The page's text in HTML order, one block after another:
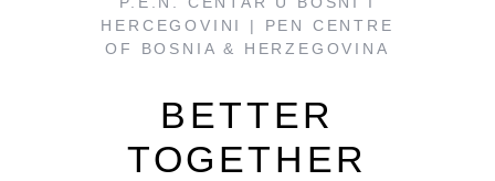
HERCEGOVINI | PEN CENTRE
OF BOSNIA & HERZEGOVINA
BETTER
TOGETHER